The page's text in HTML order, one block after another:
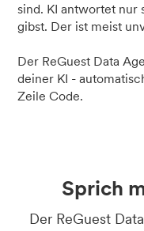
sind. KI antwortet nur
gibst. Der ist meist
Der ReGuest Data
deiner KI -
Zeile Code.
Sprich
Der ReGuest